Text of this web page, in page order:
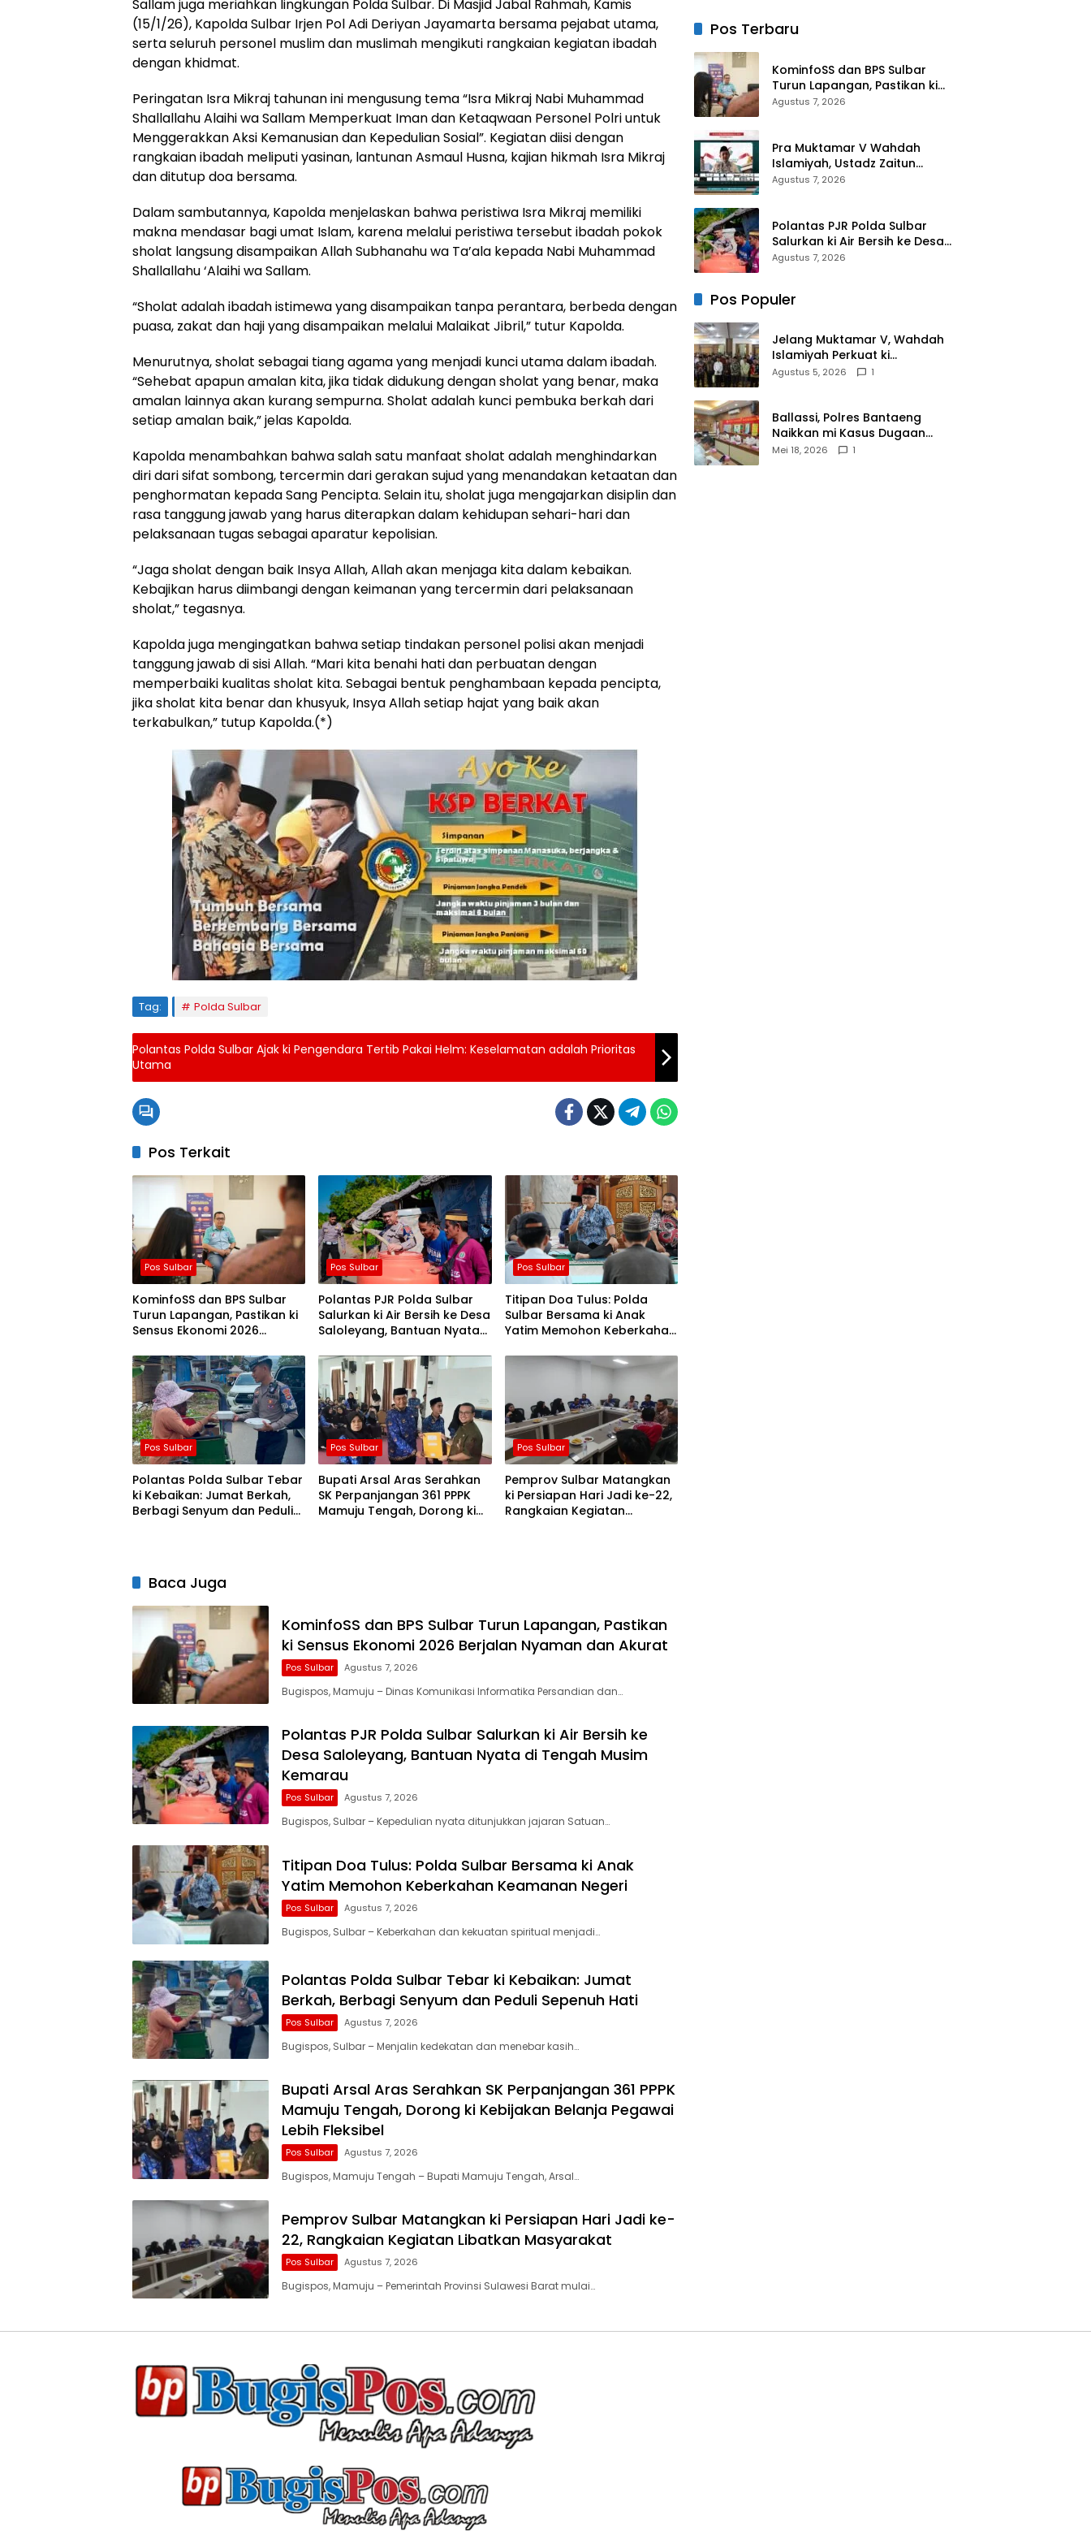
Sallam juga meriahkan lingkungan Polda Sulbar. Di Masjid Jabal Rahmah, Kamis
(15/1/26), Kapolda Sulbar Irjen Pol Adi Deriyan Jayamarta bersama pejabat utama,
serta seluruh personel muslim dan muslimah mengikuti rangkaian kegiatan ibadah
dengan khidmat.
Peringatan Isra Mikraj tahunan ini mengusung tema “Isra Mikraj Nabi Muhammad
Shallallahu Alaihi wa Sallam Memperkuat Iman dan Ketaqwaan Personel Polri untuk
Menggerakkan Aksi Kemanusian dan Kepedulian Sosial”. Kegiatan diisi dengan
rangkaian ibadah meliputi yasinan, lantunan Asmaul Husna, kajian hikmah Isra Mikraj
dan ditutup doa bersama.
Dalam sambutannya, Kapolda menjelaskan bahwa peristiwa Isra Mikraj memiliki
makna mendasar bagi umat Islam, karena melalui peristiwa tersebut ibadah pokok
sholat langsung disampaikan Allah Subhanahu wa Ta’ala kepada Nabi Muhammad
Shallallahu ‘Alaihi wa Sallam.
“Sholat adalah ibadah istimewa yang disampaikan tanpa perantara, berbeda dengan
puasa, zakat dan haji yang disampaikan melalui Malaikat Jibril,” tutur Kapolda.
Menurutnya, sholat sebagai tiang agama yang menjadi kunci utama dalam ibadah.
“Sehebat apapun amalan kita, jika tidak didukung dengan sholat yang benar, maka
amalan lainnya akan kurang sempurna. Sholat adalah kunci pembuka berkah dari
setiap amalan baik,” jelas Kapolda.
Kapolda menambahkan bahwa salah satu manfaat sholat adalah menghindarkan
diri dari sifat sombong, tercermin dari gerakan sujud yang menandakan ketaatan dan
penghormatan kepada Sang Pencipta. Selain itu, sholat juga mengajarkan disiplin dan
rasa tanggung jawab yang harus diterapkan dalam kehidupan sehari-hari dan
pelaksanaan tugas sebagai aparatur kepolisian.
“Jaga sholat dengan baik Insya Allah, Allah akan menjaga kita dalam kebaikan.
Kebajikan harus diimbangi dengan keimanan yang tercermin dari pelaksanaan
sholat,” tegasnya.
Kapolda juga mengingatkan bahwa setiap tindakan personel polisi akan menjadi
tanggung jawab di sisi Allah. “Mari kita benahi hati dan perbuatan dengan
memperbaiki kualitas sholat kita. Sebagai bentuk penghambaan kepada pencipta,
jika sholat kita benar dan khusyuk, Insya Allah setiap hajat yang baik akan
terkabulkan,” tutup Kapolda.(*)
Tag: Polda Sulbar
Polantas Polda Sulbar Ajak ki Pengendara Tertib Pakai Helm: Keselamatan adalah Prioritas
Utama
Pos Terkait
Pos Sulbar
KominfoSS dan BPS Sulbar
Turun Lapangan, Pastikan ki
Sensus Ekonomi 2026
Pos Sulbar
Polantas PJR Polda Sulbar
Salurkan ki Air Bersih ke Desa
Saloleyang, Bantuan Nyata
Pos Sulbar
Titipan Doa Tulus: Polda
Sulbar Bersama ki Anak
Yatim Memohon Keberkahan
Pos Sulbar
Polantas Polda Sulbar Tebar
ki Kebaikan: Jumat Berkah,
Berbagi Senyum dan Peduli
Pos Sulbar
Bupati Arsal Aras Serahkan
SK Perpanjangan 361 PPPK
Mamuju Tengah, Dorong ki
Pos Sulbar
Pemprov Sulbar Matangkan
ki Persiapan Hari Jadi ke-22,
Rangkaian Kegiatan
Baca Juga
KominfoSS dan BPS Sulbar Turun Lapangan, Pastikan
ki Sensus Ekonomi 2026 Berjalan Nyaman dan Akurat
Pos Sulbar Agustus 7, 2026
Bugispos, Mamuju – Dinas Komunikasi Informatika Persandian dan…
Polantas PJR Polda Sulbar Salurkan ki Air Bersih ke
Desa Saloleyang, Bantuan Nyata di Tengah Musim
Kemarau
Pos Sulbar Agustus 7, 2026
Bugispos, Sulbar – Kepedulian nyata ditunjukkan jajaran Satuan…
Titipan Doa Tulus: Polda Sulbar Bersama ki Anak
Yatim Memohon Keberkahan Keamanan Negeri
Pos Sulbar Agustus 7, 2026
Bugispos, Sulbar – Keberkahan dan kekuatan spiritual menjadi…
Polantas Polda Sulbar Tebar ki Kebaikan: Jumat
Berkah, Berbagi Senyum dan Peduli Sepenuh Hati
Pos Sulbar Agustus 7, 2026
Bugispos, Sulbar – Menjalin kedekatan dan menebar kasih…
Bupati Arsal Aras Serahkan SK Perpanjangan 361 PPPK
Mamuju Tengah, Dorong ki Kebijakan Belanja Pegawai
Lebih Fleksibel
Pos Sulbar Agustus 7, 2026
Bugispos, Mamuju Tengah – Bupati Mamuju Tengah, Arsal…
Pemprov Sulbar Matangkan ki Persiapan Hari Jadi ke-
22, Rangkaian Kegiatan Libatkan Masyarakat
Pos Sulbar Agustus 7, 2026
Bugispos, Mamuju – Pemerintah Provinsi Sulawesi Barat mulai…
Dakwah
Anak Yatim
Memohon
Keberkahan
Keamanan
Negeri
Kasat,
Kasiwas, dan
Pelantikan
Kasi Humas
Santunan
Kematian
Pos Terbaru
KominfoSS dan BPS Sulbar
Turun Lapangan, Pastikan ki
Sensus Ekonomi 2026 Berjalan
Agustus 7, 2026
Pra Muktamar V Wahdah
Islamiyah, Ustadz Zaitun
Rasmin: Momentum Perkuat
Agustus 7, 2026
Polantas PJR Polda Sulbar
Salurkan ki Air Bersih ke Desa
Saloleyang, Bantuan Nyata di
Agustus 7, 2026
Pos Populer
Jelang Muktamar V, Wahdah
Islamiyah Perkuat ki
Wasathiyah dan Kebangsaan
Agustus 5, 2026 1
Ballassi, Polres Bantaeng
Naikkan mi Kasus Dugaan
Korupsi PDAM ke Penyidikan
Mei 18, 2026 1